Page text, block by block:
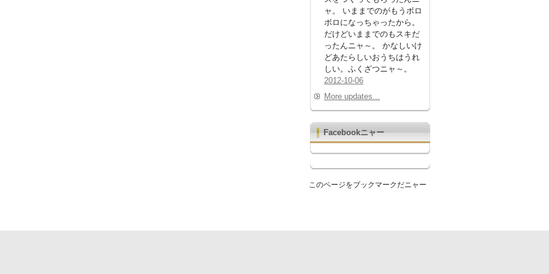
ャ。 いままでのがもうボロ
ボロになっちゃったから。
だけどいままでのもスキだ
ったんニャ～。 かなしいけ
どあたらしいおうちはうれ
しい。ふくざつニャ～。
2012-10-06
More updates...
Facebookニャー
このページをブックマークだニャー